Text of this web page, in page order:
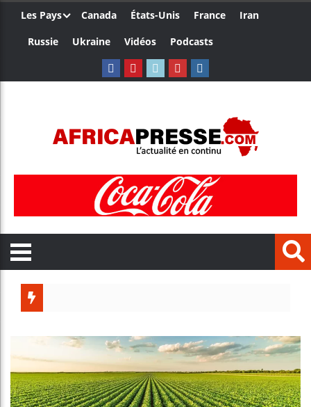
Les Pays Canada États-Unis France
Iran
Russie
Ukraine Vidéos Podcasts
Guinée